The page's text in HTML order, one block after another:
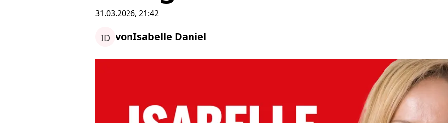
31.03.2026, 21:42
ID vonIsabelle Daniel